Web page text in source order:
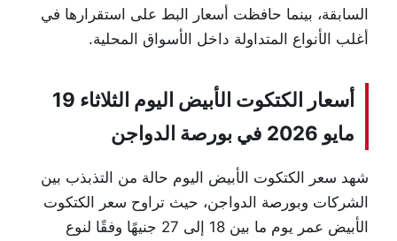
السابقة، بينما حافظت أسعار البط على استقرارها في
أغلب الأنواع المتداولة داخل الأسواق المحلية.
أسعار الكتكوت الأبيض اليوم الثلاثاء 19
مايو 2026 في بورصة الدواجن
شهد سعر الكتكوت الأبيض اليوم حالة من التذبذب بين
الشركات وبورصة الدواجن، حيث تراوح سعر الكتكوت
الأبيض عمر يوم ما بين 18 إلى 27 جنيهًا وفقًا لنوع